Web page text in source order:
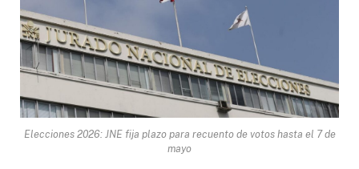
Elecciones 2026: JNE fija plazo para recuento de votos hasta el 7 de
mayo